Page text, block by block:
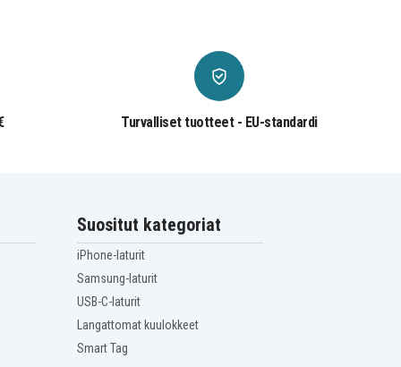
Turvalliset tuotteet - EU-standardi
Suositut kategoriat
iPhone-laturit
Samsung-laturit
USB-C-laturit
Langattomat kuulokkeet
Smart Tag